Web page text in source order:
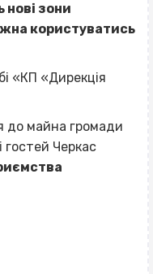
нові зони
користуватись
«КП «Дирекція
до майна громади
гостей Черкас